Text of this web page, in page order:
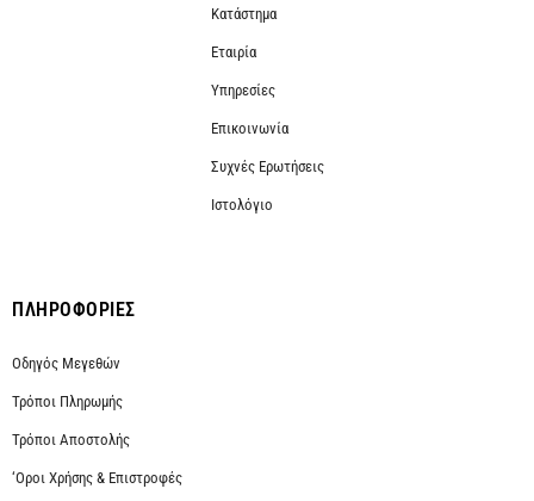
Κατάστημα
Εταιρία
Υπηρεσίες
Επικοινωνία
Συχνές Ερωτήσεις
Ιστολόγιο
ΠΛΗΡΟΦΟΡΙΕΣ
Οδηγός Μεγεθών
Τρόποι Πληρωμής
Τρόποι Αποστολής
‘Οροι Χρήσης & Επιστροφές